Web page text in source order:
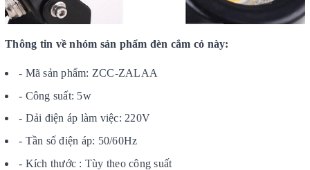
Thông tin về nhóm sản phẩm đèn cắm cỏ này:
- Mã sản phẩm: ZCC-ZALAA
- Công suất: 5w
- Dải điện áp làm việc: 220V
- Tần số điện áp: 50/60Hz
- Kích thước : Tùy theo công suất